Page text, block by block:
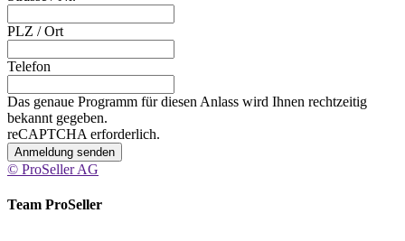
PLZ / Ort
Telefon
Das genaue Programm für diesen Anlass wird Ihnen rechtzeitig
bekannt gegeben.
reCAPTCHA erforderlich.
Anmeldung senden
© ProSeller AG
Team ProSeller